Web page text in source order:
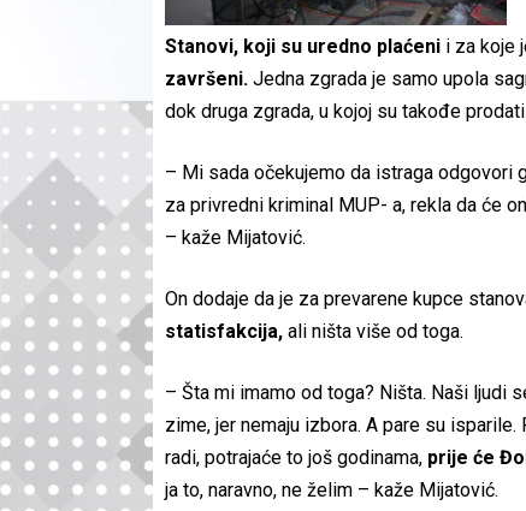
Stanovi, koji su uredno plaćeni i za koje
završeni. Jedna zgrada je samo upola
dok druga zgrada, u kojoj su takođe
– Mi sada očekujemo da istraga odgovori
za privredni kriminal MUP- a, rekla da će
– kaže Mijatović.
On dodaje da je za prevarene kupce
statisfakcija, ali ništa više od toga.
– Šta mi imamo od toga? Ništa. Naši ljudi
zime, jer nemaju izbora. A pare su
radi, potrajaće to još godinama, prije će
ja to, naravno, ne želim – kaže Mijatović.